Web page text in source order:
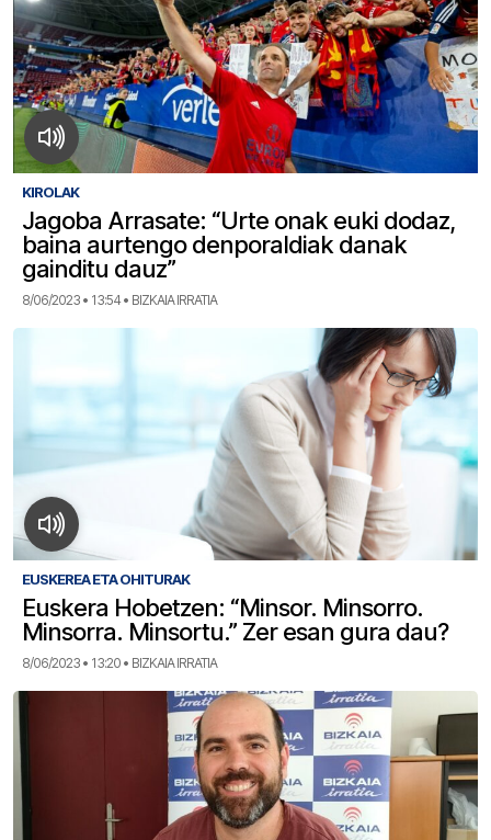
KIROLAK
Jagoba Arrasate: “Urte onak euki dodaz,
baina aurtengo denporaldiak danak
gainditu dauz”
8/06/2023 • 13:54 • BIZKAIA IRRATIA
EUSKEREA ETA OHITURAK
Euskera Hobetzen: “Minsor. Minsorro.
Minsorra. Minsortu.” Zer esan gura dau?
8/06/2023 • 13:20 • BIZKAIA IRRATIA